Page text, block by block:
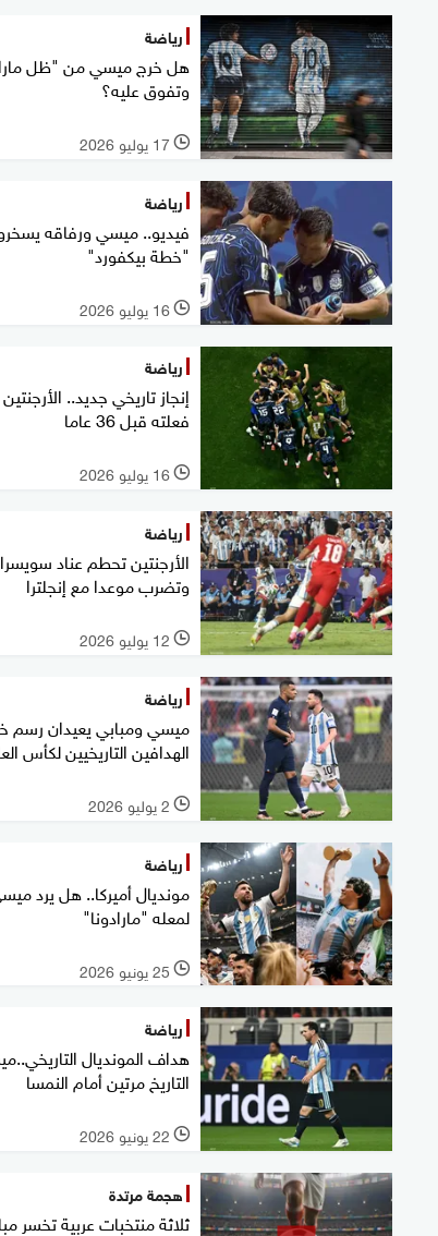
رياضة
هل خرج ميسي من "ظل
وتفوق عليه؟
l 17 يوليو 2026
رياضة
فيديو.. ميسي ورفاقه
"خطة بيكفورد"
l 16 يوليو 2026
رياضة
إنجاز تاريخي جديد..
فعلته قبل 36 عاما
l 16 يوليو 2026
رياضة
الأرجنتين تحطم عناد سويسرا
وتضرب موعدا مع إنجلترا
l 12 يوليو 2026
رياضة
ميسي ومبابي يعيدان رسم
الهدافين التاريخيين لكأس
l 2 يوليو 2026
رياضة
مونديال أميركا.. هل يرد
لمعله "مارادونا"
l 25 يونيو 2026
رياضة
هداف المونديال
التاريخ مرتين أمام النمسا
l 22 يونيو 2026
هجمة مرتدة
ثلاثة منتخبات عربية تخسر